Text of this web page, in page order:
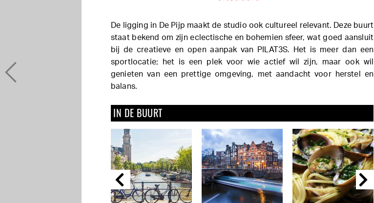
De ligging in De Pijp maakt de studio ook cultureel relevant. Deze buurt
staat bekend om zijn eclectische en bohemien sfeer, wat goed aansluit
bij de creatieve en open aanpak van PILAT3S. Het is meer dan een
sportlocatie; het is een plek voor wie actief wil zijn, maar ook wil
genieten van een prettige omgeving, met aandacht voor herstel en
balans.
IN DE BUURT